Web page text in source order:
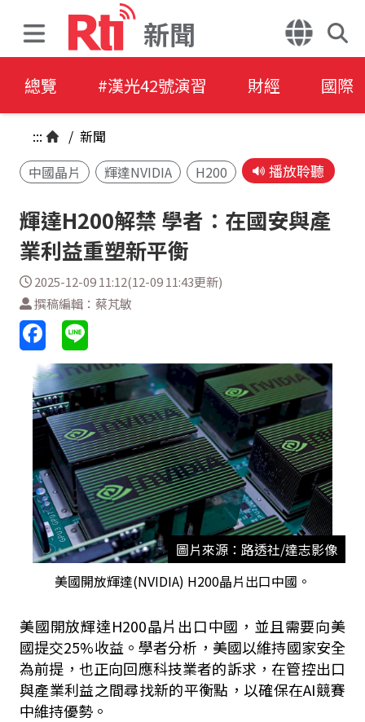
新聞
總覽 #漢光42號演習 財經 國際
::: / 新聞
中國晶片
輝達NVIDIA H200 播放聆聽
輝達H200解禁 學者：在國安與產
業利益重塑新平衡
2025-12-09 11:12(12-09 11:43更新)
撰稿編輯：蔡芃敏
圖片來源：路透社/達志影像
美國開放輝達(NVIDIA) H200晶片出口中國。
美國開放輝達H200晶片出口中國，並且需要向美
國提交25%收益。學者分析，美國以維持國家安全
為前提，也正向回應科技業者的訴求，在管控出口
與產業利益之間尋找新的平衡點，以確保在AI競賽
中維持優勢。